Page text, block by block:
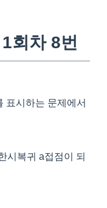
회차 8번
표시하는 문제에서
시복귀 a접점이 되